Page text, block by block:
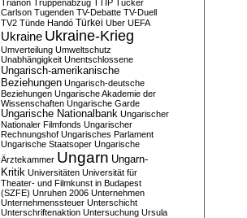
Trianon Truppenabzug TTIP Tucker
Carlson Tugenden TV-Debatte TV-Duell
TV2 Tünde Handó Türkei Uber UEFA
Ukraine Ukraine-Krieg
Umverteilung Umweltschutz
Unabhängigkeit Unentschlossene
Ungarisch-amerikanische
Beziehungen Ungarisch-deutsche
Beziehungen Ungarische Akademie der
Wissenschaften Ungarische Garde
Ungarische Nationalbank Ungarischer
Nationaler Filmfonds Ungarischer
Rechnungshof Ungarisches Parlament
Ungarische Staatsoper Ungarische
Ärztekammer Ungarn Ungarn-
Kritik Universitäten Universität für
Theater- und Filmkunst in Budapest
(SZFE) Unruhen 2006 Unternehmen
Unternehmenssteuer Unterschicht
Unterschriftenaktion Untersuchung Ursula